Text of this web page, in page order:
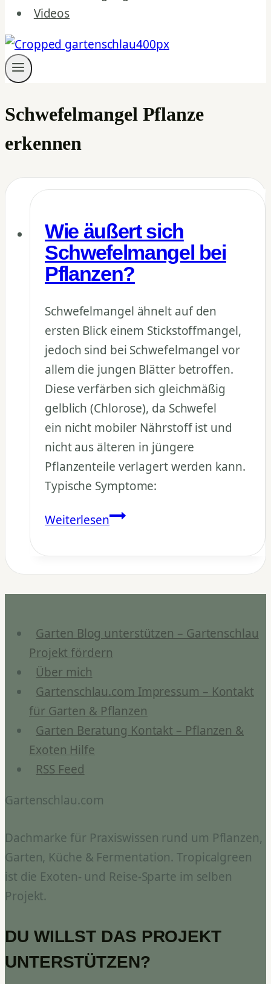
Videos
Schwefelmangel Pflanze
erkennen
Wie äußert sich
Schwefelmangel bei
Pflanzen?
Schwefelmangel ähnelt auf den
ersten Blick einem Stickstoffmangel,
jedoch sind bei Schwefelmangel vor
allem die jungen Blätter betroffen.
Diese verfärben sich gleichmäßig
gelblich (Chlorose), da Schwefel
ein nicht mobiler Nährstoff ist und
nicht aus älteren in jüngere
Pflanzenteile verlagert werden kann.
Typische Symptome:
WeiterlesenWie
sich
Schwefelmangel
bei
Garten Blog unterstützen – Gartenschlau
Projekt fördern
Über mich
Gartenschlau.com Impressum – Kontakt
für Garten & Pflanzen
Garten Beratung Kontakt – Pflanzen &
Exoten Hilfe
RSS Feed
Gartenschlau.com
Dachmarke für Praxiswissen rund um Pflanzen,
Garten, Küche & Fermentation. Tropicalgreen
ist die Exoten- und Reise-Sparte im selben
Projekt.
DU WILLST DAS PROJEKT
UNTERSTÜTZEN?